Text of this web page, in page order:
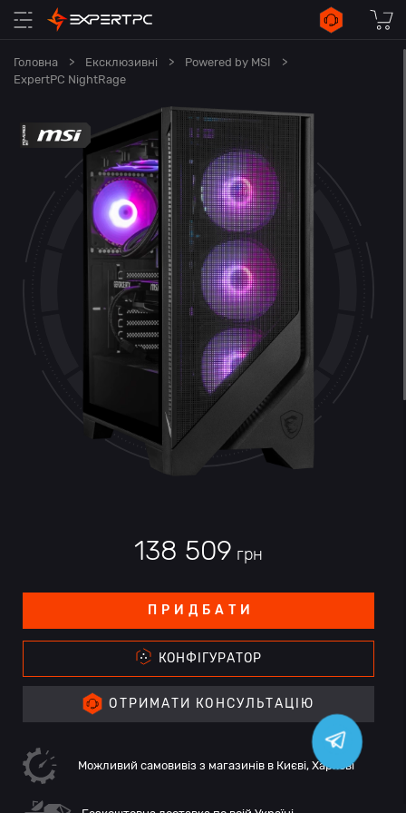
Головна > Ексклюзивні > Powered by MSI
>
ExpertPC NightRage
138 509 грн
ПРИДБАТИ
КОНФІГУРАТОР
ОТРИМАТИ КОНСУЛЬТАЦІЮ
Можливий самовивіз з магазинів в Києві, Харкові